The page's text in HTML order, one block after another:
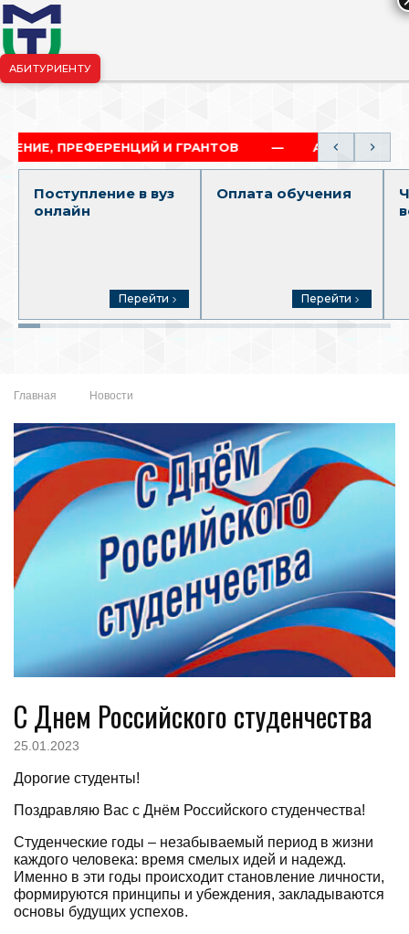
АБИТУРИЕНТУ
ПРЕФЕРЕНЦИЙ И ГРАНТОВ АКАДЕМИЧЕСКАЯ И
Поступление в вуз
онлайн
Перейти
Оплата обучения
Перейти
Главная Новости
С Днем Российского студенчества
25.01.2023
Дорогие студенты!
Поздравляю Вас с Днём Российского студенчества!
Студенческие годы – незабываемый период в жизни
каждого человека: время смелых идей и надежд.
Именно в эти годы происходит становление личности,
формируются принципы и убеждения, закладываются
основы будущих успехов.